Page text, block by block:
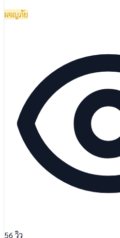
ผจญภัย
56 วิว